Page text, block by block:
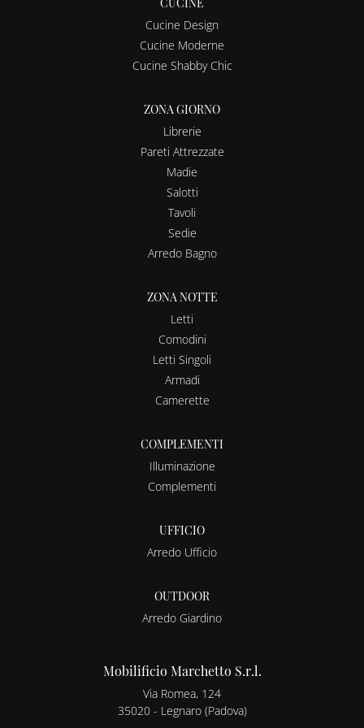
Cucine Design
Cucine Moderne
Cucine Shabby Chic
ZONA GIORNO
Librerie
Pareti Attrezzate
Madie
Salotti
Tavoli
Sedie
Arredo Bagno
ZONA NOTTE
Letti
Comodini
Letti Singoli
Armadi
Camerette
COMPLEMENTI
Illuminazione
Complementi
UFFICIO
Arredo Ufficio
OUTDOOR
Arredo Giardino
Mobilificio Marchetto S.r.l.
Via Romea, 124
35020 - Legnaro (Padova)